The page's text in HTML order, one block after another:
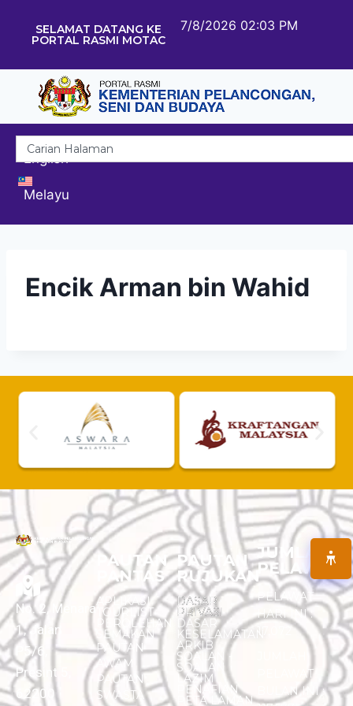
SELAMAT DATANG KE
PORTAL RASMI MOTAC
7/8/2026 02:03 PM
English
Melayu
Encik Arman bin Wahid
No. 2, Menara
1, Jalan
P5/6,
Presint 5,
62200
PAUTAN
PANTAS
APLIKASI
TOURLIST
PEROLEHAN
SEMAKAN
PAUTAN
AWAM
PAUTAN
SWASTA
PAUTAN
RUJUKAN
DASAR
PRIVASI
DASAR
KESELAMATAN
ARKIB
SOALAN -
SOALAN
LAZIM
PENAFIAN
PETA LAMAN
JUMLAH
PELAWAT
PELAWAT
HARI INI :
PELAWAT
BULAN INI :